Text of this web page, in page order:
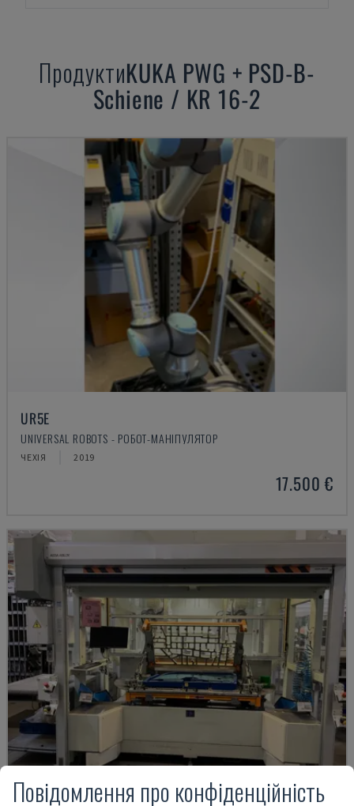
ПродуктиKUKA PWG + PSD-B-
Schiene / KR 16-2
UR5E
UNIVERSAL ROBOTS - РОБОТ-МАНІПУЛЯТОР
ЧЕХІЯ 2019
17.500 €
Повідомлення про конфіденційність